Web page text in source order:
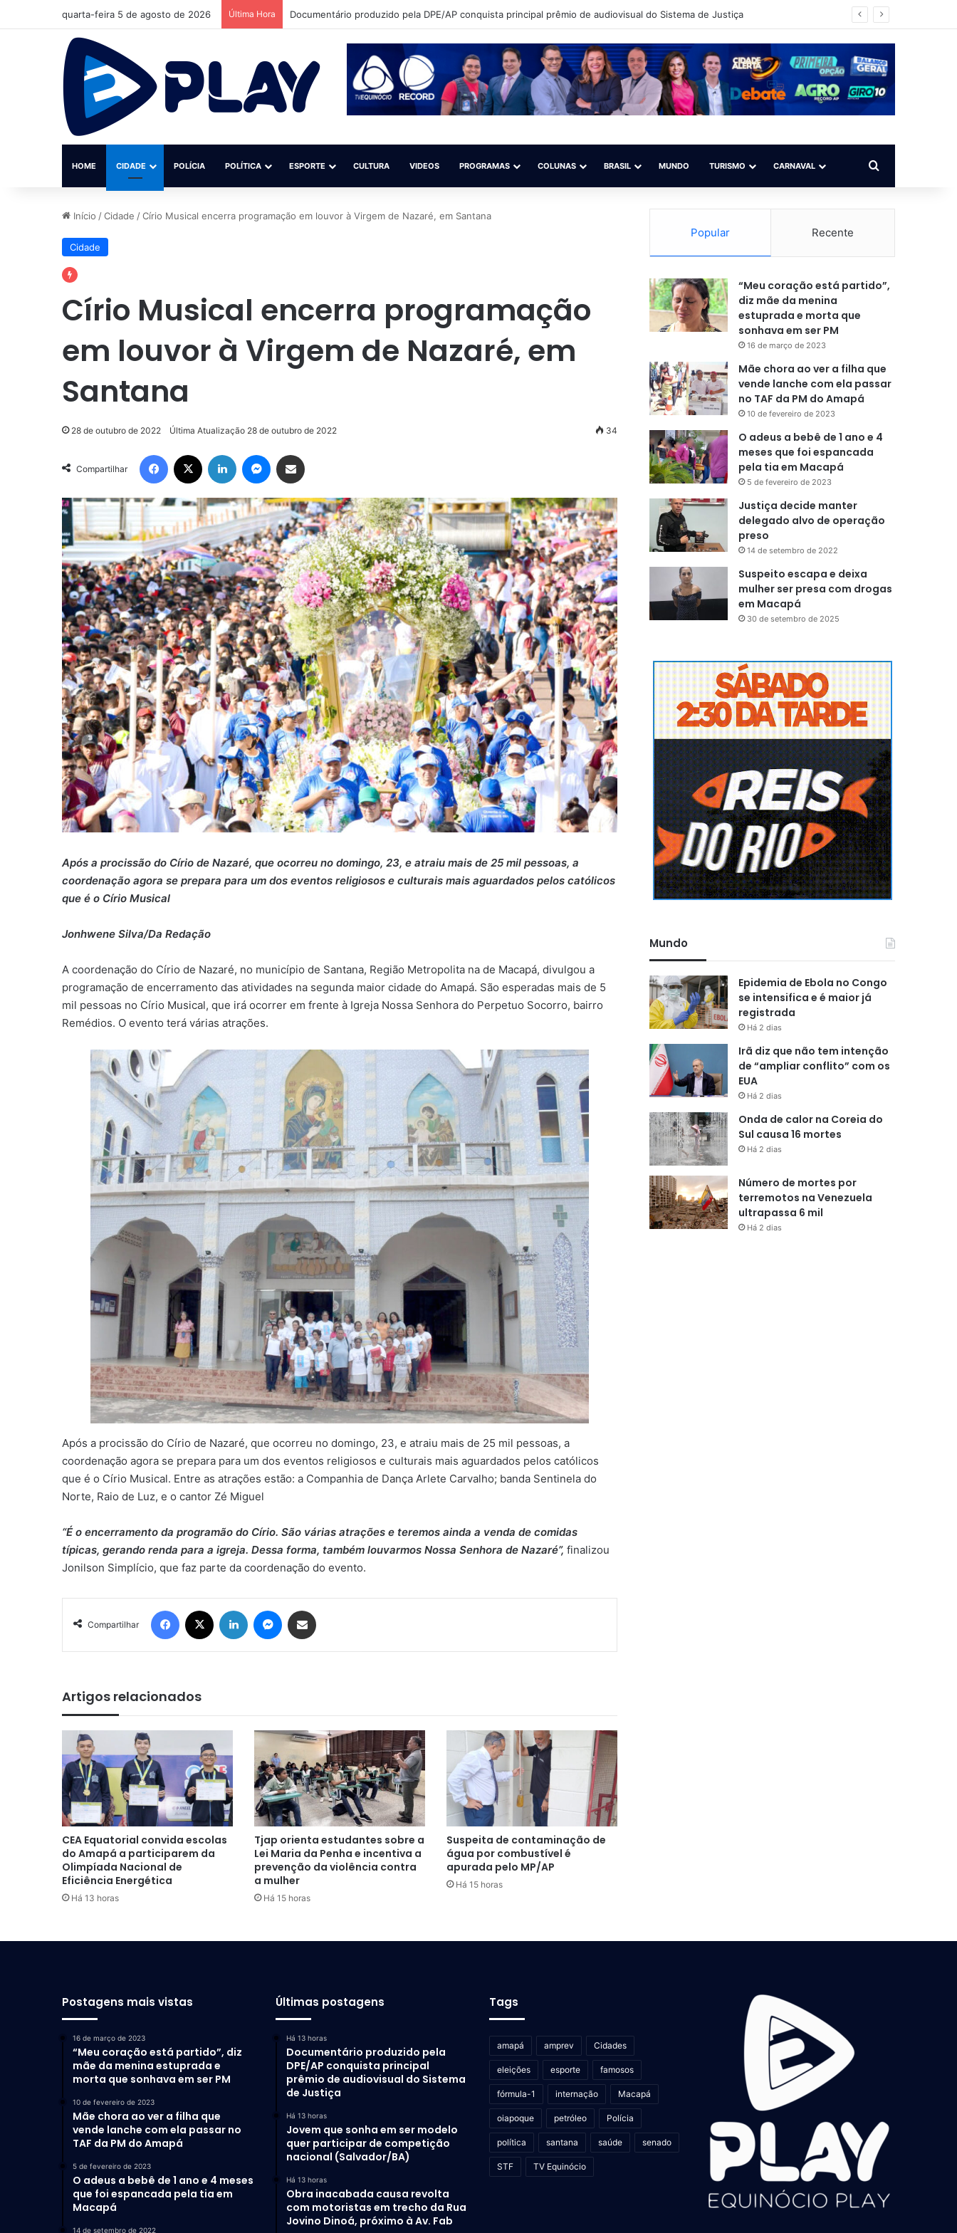
quarta-feira 5 de agosto de 2026 Última Hora Jovem que sonha em ser modelo quer participar de competição nacional (Salvador/BA)
HOME CIDADE POLÍCIA POLÍTICA ESPORTE CULTURA VIDEOS PROGRAMAS COLUNAS BRASIL MUNDO TURISMO CARNAVAL Procurar por
Início /Cidade /Círio Musical encerra programação em louvor à Virgem de Nazaré, em Santana
Cidade
Círio Musical encerra programação
em louvor à Virgem de Nazaré, em
Santana
28 de outubro de 2022 Última Atualização 28 de outubro de 2022 34
Compartilhar
Facebook Linkedin Messenger
Após a procissão do Círio de Nazaré, que ocorreu no domingo, 23, e atraiu mais de 25 mil pessoas, a
coordenação agora se prepara para um dos eventos religiosos e culturais mais aguardados pelos católicos
que é o Círio Musical
Jonhwene Silva/Da Redação
A coordenação do Círio de Nazaré, no município de Santana, Região Metropolita na de Macapá, divulgou a
programação de encerramento das atividades na segunda maior cidade do Amapá. São esperadas mais de 5
mil pessoas no Círio Musical, que irá ocorrer em frente à Igreja Nossa Senhora do Perpetuo Socorro, bairro
Remédios. O evento terá várias atrações.
Após a procissão do Círio de Nazaré, que ocorreu no domingo, 23, e atraiu mais de 25 mil pessoas, a
coordenação agora se prepara para um dos eventos religiosos e culturais mais aguardados pelos católicos
que é o Círio Musical. Entre as atrações estão: a Companhia de Dança Arlete Carvalho; banda Sentinela do
Norte, Raio de Luz, e o cantor Zé Miguel
“É o encerramento da programão do Círio. São várias atrações e teremos ainda a venda de comidas
típicas, gerando renda para a igreja. Dessa forma, também louvarmos Nossa Senhora de Nazaré”, finalizou
Jonilson Simplício, que faz parte da coordenação do evento.
Compartilhar
Facebook Linkedin Messenger
Artigos relacionados
CEA Equatorial convida escolas
do Amapá a participarem da
Olimpíada Nacional de
Eficiência Energética
Há 13 horas
Tjap orienta estudantes sobre a
Lei Maria da Penha e incentiva a
prevenção da violência contra
a mulher
Há 15 horas
Suspeita de contaminação de
água por combustível é
apurada pelo MP/AP
Há 15 horas
Popular Recente
“Meu coração está partido”,
diz mãe da menina
estuprada e morta que
sonhava em ser PM
16 de março de 2023
Mãe chora ao ver a filha que
vende lanche com ela passar
no TAF da PM do Amapá
10 de fevereiro de 2023
O adeus a bebê de 1 ano e 4
meses que foi espancada
pela tia em Macapá
5 de fevereiro de 2023
Justiça decide manter
delegado alvo de operação
preso
14 de setembro de 2022
Suspeito escapa e deixa
mulher ser presa com drogas
em Macapá
30 de setembro de 2025
Mundo
Epidemia de Ebola no Congo
se intensifica e é maior já
registrada
Há 2 dias
Irã diz que não tem intenção
de “ampliar conflito” com os
EUA
Há 2 dias
Onda de calor na Coreia do
Sul causa 16 mortes
Há 2 dias
Número de mortes por
terremotos na Venezuela
ultrapassa 6 mil
Há 2 dias
Postagens mais vistas
16 de março de 2023
“Meu coração está partido”, diz
mãe da menina estuprada e
morta que sonhava em ser PM
10 de fevereiro de 2023
Mãe chora ao ver a filha que
vende lanche com ela passar no
TAF da PM do Amapá
5 de fevereiro de 2023
O adeus a bebê de 1 ano e 4 meses
que foi espancada pela tia em
Macapá
14 de setembro de 2022
Últimas postagens
Há 13 horas
Documentário produzido pela
DPE/AP conquista principal
prêmio de audiovisual do Sistema
de Justiça
Há 13 horas
Jovem que sonha em ser modelo
quer participar de competição
nacional (Salvador/BA)
Há 13 horas
Obra inacabada causa revolta
com motoristas em trecho da Rua
Jovino Dinoá, próximo à Av. Fab
Tags
amapá amprev Cidades
eleições esporte famosos
fórmula-1 internação Macapá
oiapoque petróleo Polícia
política santana saúde senado
STF TV Equinócio